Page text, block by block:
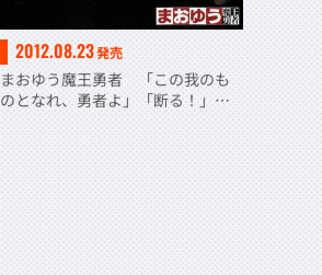
2012.08.23発売
まおゆう魔王勇者 「この我のも
のとなれ、勇者よ」「断る！」